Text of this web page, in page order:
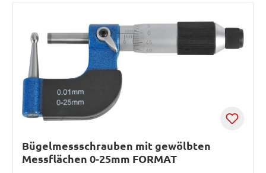
Bügelmessschrauben mit gewölbten
Messflächen 0-25mm FORMAT